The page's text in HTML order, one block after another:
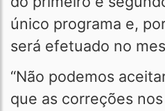
único programa e,
será efetuado no
“Não podemos
que as correções